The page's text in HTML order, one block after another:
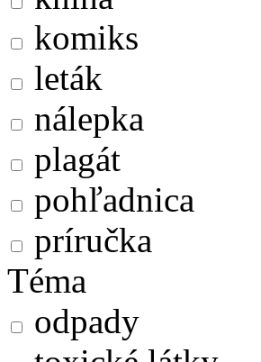
komiks
leták
nálepka
plagát
pohľadnica
príručka
Téma
odpady